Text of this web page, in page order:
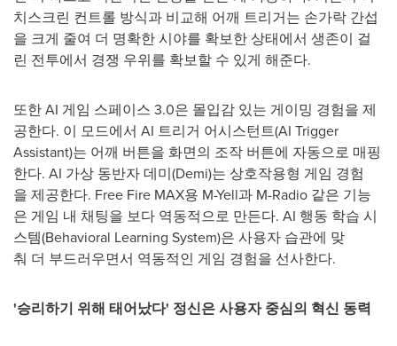
치스크린 컨트롤 방식과 비교해 어깨 트리거는 손가락 간섭
을 크게 줄여 더 명확한 시야를 확보한 상태에서 생존이 걸
린 전투에서 경쟁 우위를 확보할 수 있게 해준다.
또한 AI 게임 스페이스 3.0은 몰입감 있는 게이밍 경험을 제
공한다. 이 모드에서 AI 트리거 어시스턴트(AI Trigger
Assistant)는 어깨 버튼을 화면의 조작 버튼에 자동으로 매핑
한다. AI 가상 동반자 데미(Demi)는 상호작용형 게임 경험
을 제공한다. Free Fire MAX용 M-Yell과 M-Radio 같은 기능
은 게임 내 채팅을 보다 역동적으로 만든다. AI 행동 학습 시
스템(Behavioral Learning System)은 사용자 습관에 맞
춰 더 부드러우면서 역동적인 게임 경험을 선사한다.
'승리하기 위해 태어났다' 정신은사용자 중심의 혁신 동력